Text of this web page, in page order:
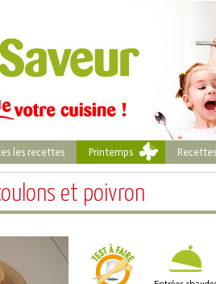
les recettes Printemps
et poivron